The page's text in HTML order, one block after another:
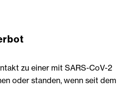
zu einer mit SARS-CoV-2
oder standen, wenn seit dem